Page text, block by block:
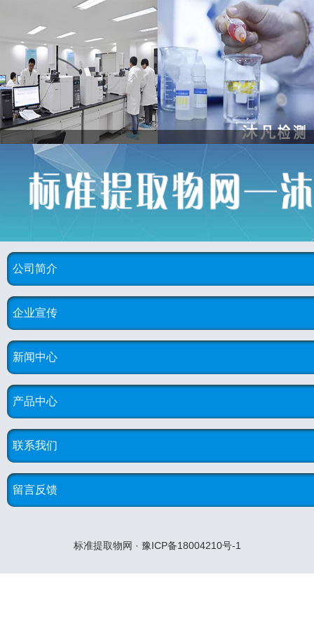
公司简介
企业宣传
新闻中心
产品中心
联系我们
留言反馈
标准提取物网 · 豫ICP备18004210号-1